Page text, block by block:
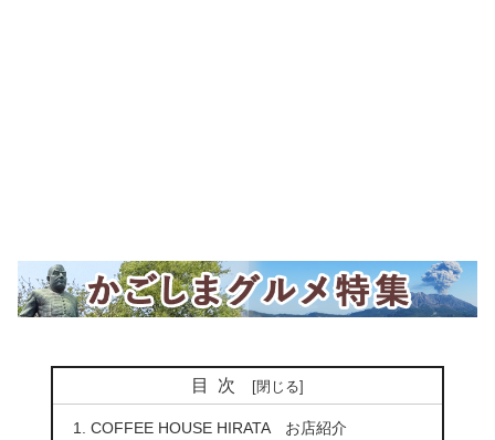
目次
COFFEE HOUSE HIRATA お店紹介